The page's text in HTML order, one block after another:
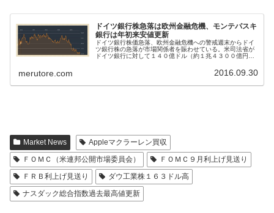
ドイツ銀行株急落は欧州金融危機、モンテパスキ
銀行は年初来安値更新
ドイツ銀行株価急落、欧州金融危機への警戒週末からドイ
ツ銀行株の急落が市場関係者を賑わせている。米司法省が
ドイツ銀行に対して１４０億ドル（約１兆４３００億円）
merutore.com 2016.09.30
Market News
Appleマクラーレン買収
ＦＯＭＣ（米連邦公開市場委員会）
ＦＯＭＣ９月利上げ見送り
ＦＲＢ利上げ見送り
ダウ工業株１６３ドル高
ナスダック総合指数過去最高値更新